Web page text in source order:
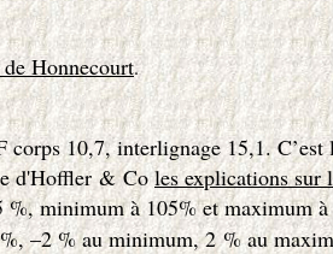
Honnecourt.
10,7, interlignage 15,1.
d'Hoffler & Coles explications sur
%, minimum à 105% et maximum
–2 % au minimum, 2 % au